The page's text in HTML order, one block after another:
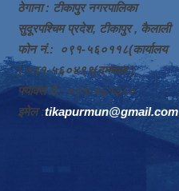
ठेगाना : टीकापुर नगरपालिका
सुदूरपश्चिम प्रदेश, टीकापुर , कैलाली
फोन नं.: ०९१-५६०११८(कार्यालय
) ०९१-५६०४९९(दमकल )
फ्याक्स नं.: ०९१-५६१३८०
इमेल :tikapurmun@gmail.com